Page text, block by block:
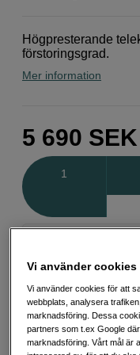
Högpresterande
förstoringsgrad.
Mer information
5 690 SEK
Exempel: 48 mån, 189
Att låna kostar pengar!
riskerar du en
bostad, teckna
och skuldrådgivningen i din
konsumentverket.se (öppnas
Vi använder cookies
Vi använder cookies för att
webbplats, analysera
marknadsföring. Dessa
partners som t.ex Google
marknadsföring. Vårt mål är